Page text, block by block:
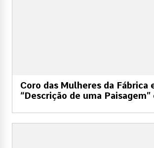
Coro das Mulheres da Fábrica
“Descrição de uma